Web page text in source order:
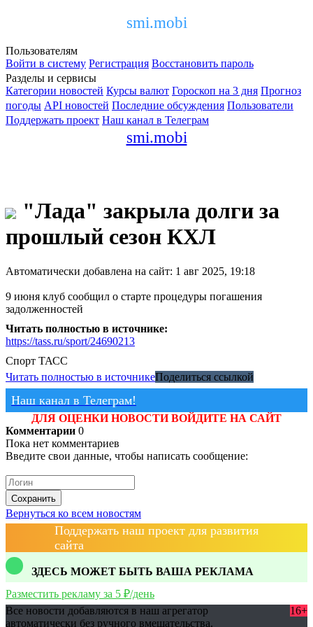
smi.mobi
Пользователям
Войти в систему Регистрация Восстановить пароль
Разделы и сервисы
Категории новостей Курсы валют Гороскоп на 3 дня Прогноз
погоды API новостей Последние обсуждения Пользователи
Поддержать проект Наш канал в Телеграм
smi.mobi
"Лада" закрыла долги за
прошлый сезон КХЛ
Автоматически добавлена на сайт: 1 авг 2025, 19:18
9 июня клуб сообщил о старте процедуры погашения
задолженностей
Читать полностью в источнике:
https://tass.ru/sport/24690213
Спорт ТАСС
Читать полностью в источникеПоделиться ссылкой
Наш канал в Телеграм!
ДЛЯ ОЦЕНКИ НОВОСТИ ВОЙДИТЕ НА САЙТ
Комментарии 0
Пока нет комментариев
Введите свои данные, чтобы написать сообщение:
Сохранить
Вернуться ко всем новостям
Поддержать наш проект для развития
сайта
ЗДЕСЬ МОЖЕТ БЫТЬ ВАША РЕКЛАМА
Разместить рекламу за 5 ₽/день
Все новости добавляются в наш агрегатор
автоматически без ручного вмешательства.
16+